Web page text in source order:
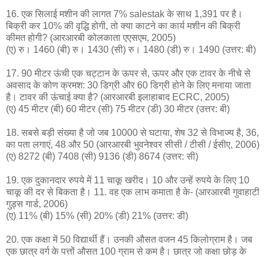
16. एक सिलाई मशीन की लागत 7% salestak के साथ 1,391 पर है।
बिक्री कर 10% की वृद्धि होगी, तो क्या काटने का कार्य मशीन की बिक्री
कीमत होगी? (आरआरबी कोलकाता एएसएम, 2005)
(ए) रु। 1460 (बी) रु। 1430 (सी) रु। 1480 (डी) रु। 1490 (उत्तर: बी)
17. 90 मीटर ऊंची एक चट्टान के ऊपर से, ऊपर और एक टावर के नीचे से
अवसाद के कोण क्रमश: 30 डिग्री और 60 डिग्री होने के लिए मनाया जाता
है। टावर की ऊंचाई क्या है? (आरआरबी इलाहाबाद ECRC, 2005)
(ए) 45 मीटर (बी) 60 मीटर (सी) 75 मीटर (डी) 30 मीटर (उत्तर: बी)
18. सबसे बड़ी संख्या है जो जब 10000 से घटाया, शेष 32 से विभाज्य है, 36,
का पता लगाएं, 48 और 50 (आरआरबी भुवनेश्वर सीसी / टीसी / ईसीए, 2006)
(ए) 8272 (बी) 7408 (सी) 9136 (डी) 8674 (उत्तर: सी)
19. एक दुकानदार रुपये में 11 चाकू खरीद। 10 और उन्हें रुपये के लिए 10
चाकू की दर से बिकता है। 11. वह एक लाभ कमाता है के- (आरआरबी गुवाहाटी
गुड्स गार्ड, 2006)
(ए) 11% (बी) 15% (सी) 20% (डी) 21% (उत्तर: डी)
20. एक कक्षा में 50 विद्यार्थी हैं। उनकी औसत वजन 45 किलोग्राम है। जब
एक छात्र वर्ग के पत्तों औसत 100 ग्राम से कम है। छात्र जो कक्षा छोड़ के